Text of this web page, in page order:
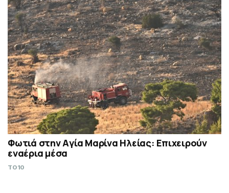
Φωτιά στην Aγία Μαρίνα Ηλείας: Επιχειρούν
εναέρια μέσα
TO10